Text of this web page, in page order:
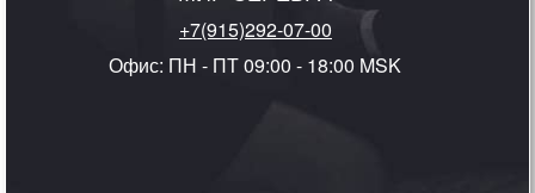
+7(915)292-07-00
Офис: ПН - ПТ 09:00 - 18:00 MSK